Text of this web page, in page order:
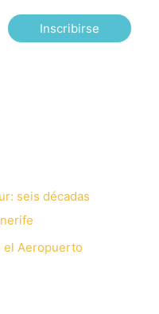
Inscribirse
seis décadas
el Aeropuerto